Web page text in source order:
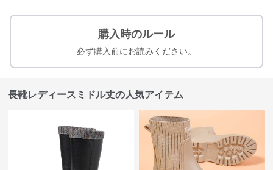
購入時のルール
必ず購入前にお読みください。
長靴レディースミドル丈の人気アイテム